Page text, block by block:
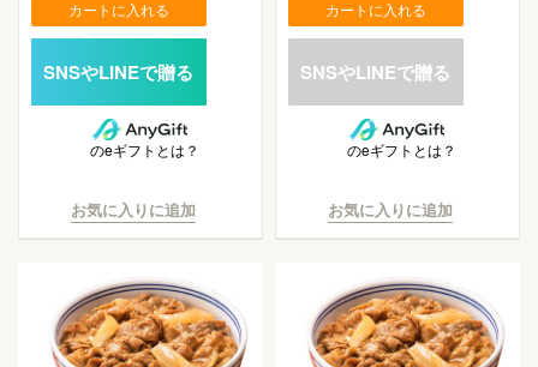
カートに入れる
のeギフトとは？
お気に入りに追加
カートに入れる
のeギフトとは？
お気に入りに追加